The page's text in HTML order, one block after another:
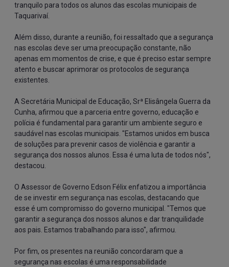
tranquilo para todos os alunos das escolas municipais de
Taquarivaí.
Além disso, durante a reunião, foi ressaltado que a segurança
nas escolas deve ser uma preocupação constante, não
apenas em momentos de crise, e que é preciso estar sempre
atento e buscar aprimorar os protocolos de segurança
existentes.
A Secretária Municipal de Educação, Srª Elisângela Guerra da
Cunha, afirmou que a parceria entre governo, educação e
polícia é fundamental para garantir um ambiente seguro e
saudável nas escolas municipais. "Estamos unidos em busca
de soluções para prevenir casos de violência e garantir a
segurança dos nossos alunos. Essa é uma luta de todos nós",
destacou.
O Assessor de Governo Edson Félix enfatizou a importância
de se investir em segurança nas escolas, destacando que
esse é um compromisso do governo municipal. "Temos que
garantir a segurança dos nossos alunos e dar tranquilidade
aos pais. Estamos trabalhando para isso", afirmou.
Por fim, os presentes na reunião concordaram que a
segurança nas escolas é uma responsabilidade